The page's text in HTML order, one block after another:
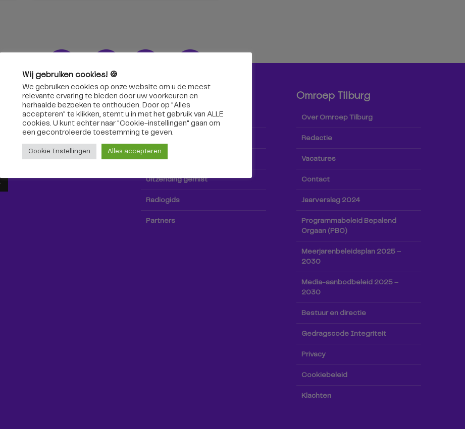
ons!
Omroep Tilburg niet alleen hier,
ook via social media!
Radio & TV
Kijk tv
Radio
TV-gids
Uitzending gemist
Radiogids
Partners
Omroep Tilburg
Over Omroep Tilburg
Redactie
Vacatures
Contact
Jaarverslag 2024
Programmabeleid Bepalend
Orgaan (PBO)
Meerjarenbeleidsplan 2025 –
2030
Media-aanbodbeleid 2025 –
2030
Bestuur en directie
Gedragscode Integriteit
Privacy
Cookiebeleid
Klachten
Wij gebruiken cookies! 🍪
We gebruiken cookies op onze website om u de meest
relevante ervaring te bieden door uw voorkeuren en
herhaalde bezoeken te onthouden. Door op "Alles
accepteren" te klikken, stemt u in met het gebruik van ALLE
cookies. U kunt echter naar "Cookie-instellingen" gaan om
een ​​gecontroleerde toestemming te geven.
Cookie Instellingen Alles accepteren